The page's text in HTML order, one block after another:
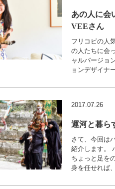
あの人に会
VEEさん
フリコピの人
の人たちに会
ャルバージョ
ョンデザイナ
2017.07.26
運河と暮ら
さて、今回は
紹介します。
ちょっと足を
身を任せれば